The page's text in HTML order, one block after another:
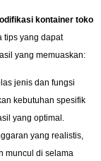
kontainer toko
tips yang dapat
yang memuaskan:
jenis dan fungsi
kebutuhan spesifik
yang optimal.
yang realistis,
muncul di selama